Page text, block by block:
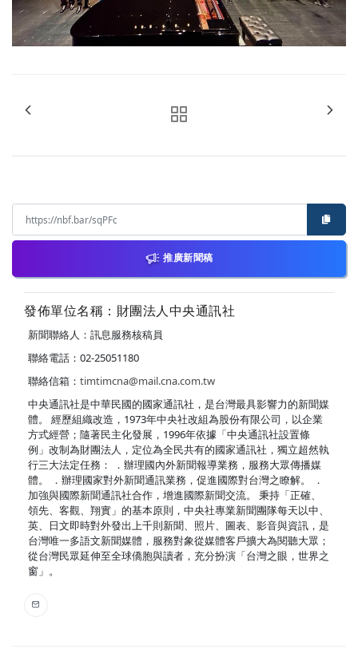
推廣新聞稿
發佈單位名稱：財團法人中央通訊社
新聞聯絡人：訊息服務核稿員
聯絡電話：02-25051180
聯絡信箱： timtimcna@mail.cna.com.tw
中央通訊社是中華民國的國家通訊社，是台灣最具影響力的新聞媒
體。 經歷組織改造，1973年中央社改組為股份有限公司，以企業
方式經營；隨著民主化發展，1996年依據「中央通訊社設置條
例」改制為財團法人，定位為全民共有的國家通訊社，獨立超然執
行三大法定任務： ．辦理國內外新聞報導業務，服務大眾傳播媒
體。 ．辦理國家對外新聞通訊業務，促進國際對台灣之瞭解。 ．
加強與國際新聞通訊社合作，增進國際新聞交流。 秉持「正確、
領先、客觀、翔實」的基本原則，中央社專業新聞團隊每天以中、
英、日文即時對外發出上千則新聞、照片、圖表、影音與資訊，是
台灣唯一多語文新聞媒體，服務對象從媒體客戶擴大為閱聽大眾；
從台灣民眾延伸至全球僑胞與讀者，充分扮演「台灣之眼，世界之
窗」。